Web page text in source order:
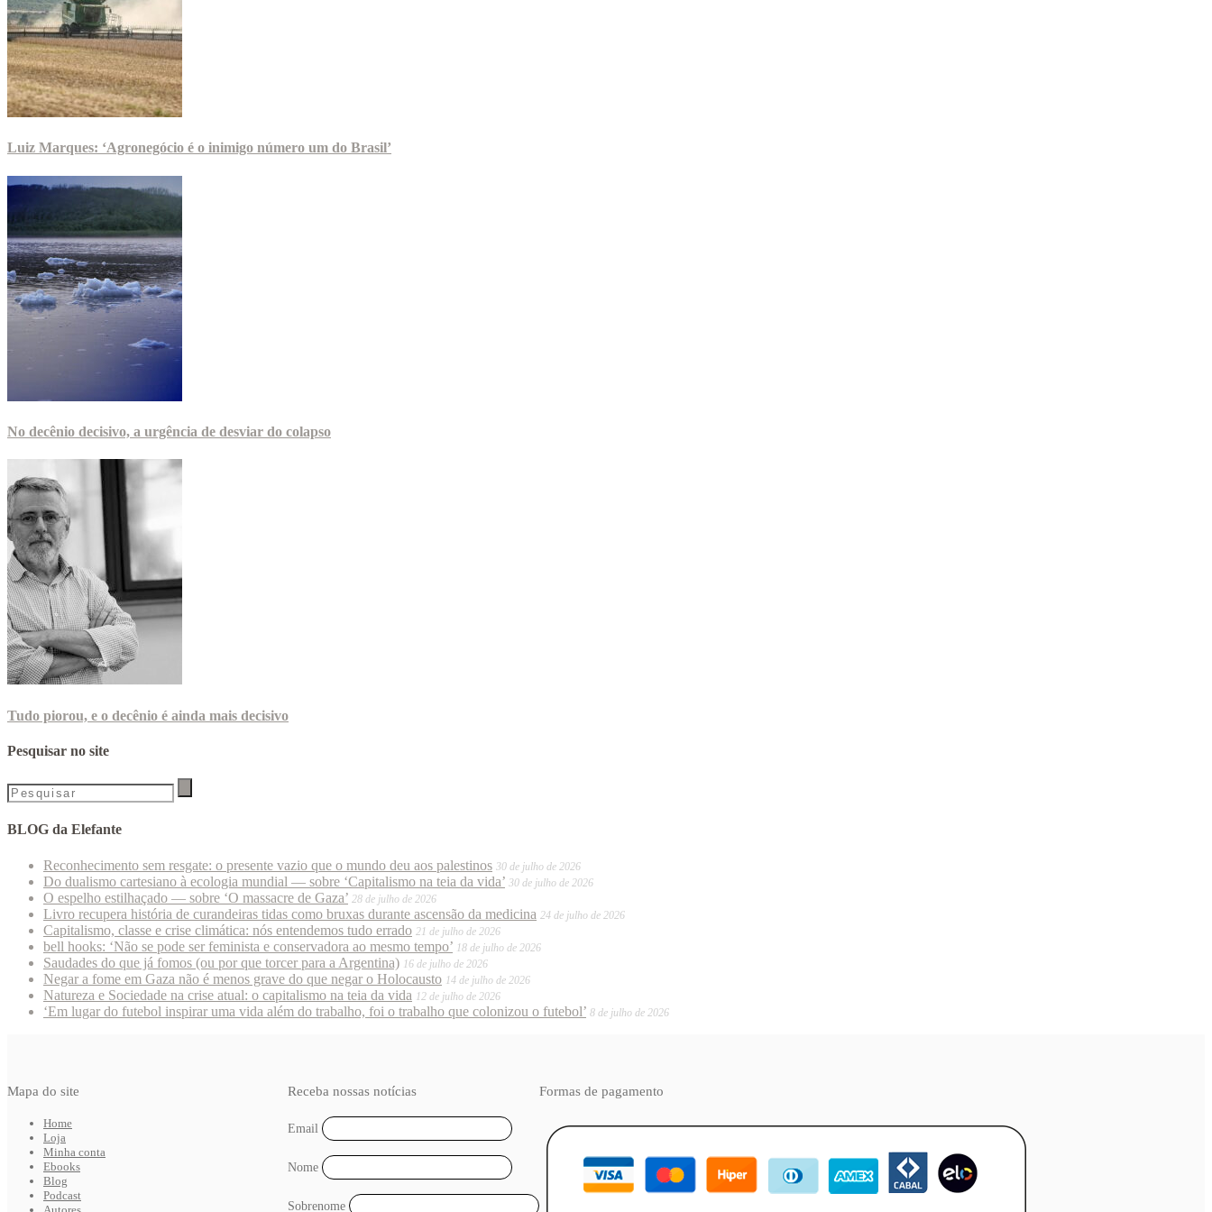
Luiz Marques: ‘Agronegócio é o inimigo número um do Brasil’
No decênio decisivo, a urgência de desviar do colapso
Tudo piorou, e o decênio é ainda mais decisivo
Pesquisar no site
BLOG da Elefante
Reconhecimento sem resgate: o presente vazio que o mundo deu aos palestinos 30 de julho de 2026
Do dualismo cartesiano à ecologia mundial — sobre ‘Capitalismo na teia da vida’ 30 de julho de 2026
O espelho estilhaçado — sobre ‘O massacre de Gaza’ 28 de julho de 2026
Livro recupera história de curandeiras tidas como bruxas durante ascensão da medicina 24 de julho de 2026
Capitalismo, classe e crise climática: nós entendemos tudo errado 21 de julho de 2026
bell hooks: ‘Não se pode ser feminista e conservadora ao mesmo tempo’ 18 de julho de 2026
Saudades do que já fomos (ou por que torcer para a Argentina) 16 de julho de 2026
Negar a fome em Gaza não é menos grave do que negar o Holocausto 14 de julho de 2026
Natureza e Sociedade na crise atual: o capitalismo na teia da vida 12 de julho de 2026
‘Em lugar do futebol inspirar uma vida além do trabalho, foi o trabalho que colonizou o futebol’ 8 de julho de 2026
Mapa do site
Home
Loja
Minha conta
Ebooks
Blog
Podcast
Receba nossas notícias
Email
Nome
Sobrenome
Formas de pagamento